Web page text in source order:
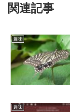
関連記事
趣味
趣味